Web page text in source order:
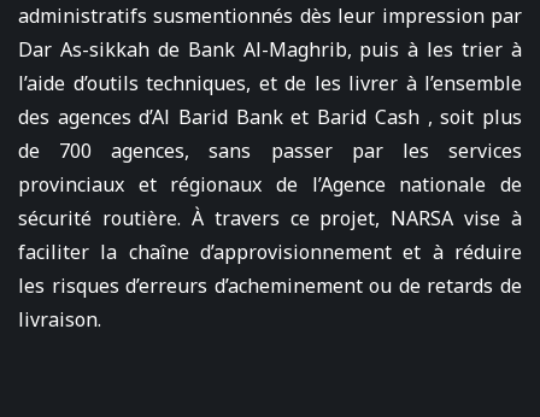
administratifs susmentionnés dès leur impression par
Dar As-sikkah de Bank Al-Maghrib, puis à les trier à
l’aide d’outils techniques, et de les livrer à l’ensemble
des agences d’Al Barid Bank et Barid Cash , soit plus
de 700 agences, sans passer par les services
provinciaux et régionaux de l’Agence nationale de
sécurité routière. À travers ce projet, NARSA vise à
faciliter la chaîne d’approvisionnement et à réduire
les risques d’erreurs d’acheminement ou de retards de
livraison.